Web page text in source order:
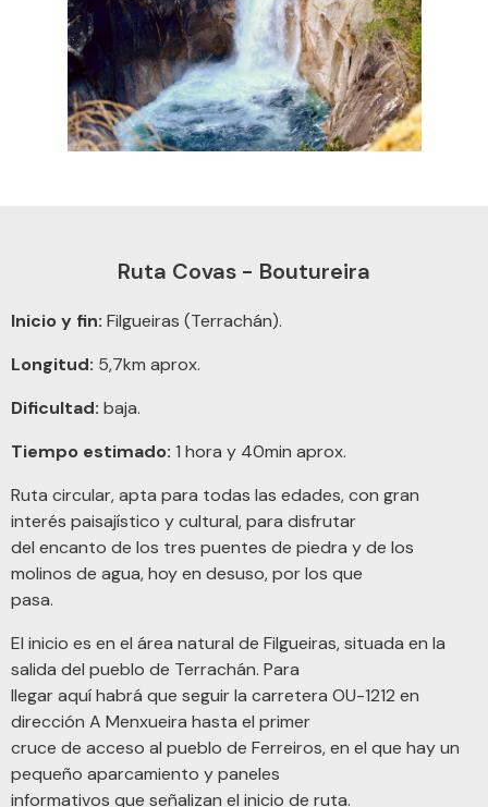
Ruta Covas - Boutureira
Inicio y fin: Filgueiras (Terrachán).
Longitud: 5,7km aprox.
Dificultad: baja.
Tiempo estimado: 1 hora y 40min aprox.
Ruta circular, apta para todas las edades, con gran
interés paisajístico y cultural, para disfrutar
del encanto de los tres puentes de piedra y de los
molinos de agua, hoy en desuso, por los que
pasa.
El inicio es en el área natural de Filgueiras, situada en la
salida del pueblo de Terrachán. Para
llegar aquí habrá que seguir la carretera OU-1212 en
dirección A Menxueira hasta el primer
cruce de acceso al pueblo de Ferreiros, en el que hay un
pequeño aparcamiento y paneles
informativos que señalizan el inicio de ruta.